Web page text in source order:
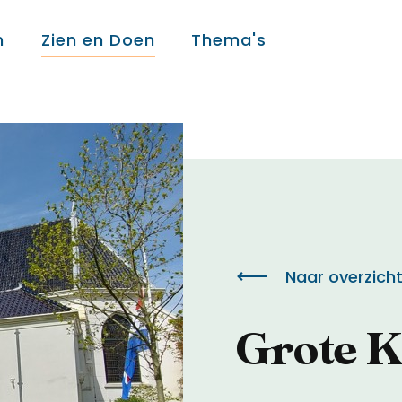
Zien en Doen Thema's
Over ons
Over ons
Colofon
Contact
Onderwijs
Grote
Naar overzicht